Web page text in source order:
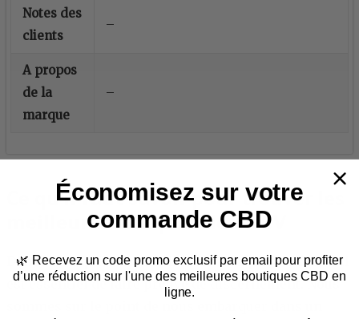
Notes des
clients
–
A propos
de la
marque
–
Ce qu’il faut savoir pour trouver les
meilleures marques de THCV
Dans votre quête desmeilleures marques de THCV, il
est essentiel de faire preuve de discernement. Nous
Économisez sur votre
commande CBD
🌿 Recevez un code promo exclusif par email pour profiter
d’une réduction sur l'une des meilleures boutiques CBD en
ligne.